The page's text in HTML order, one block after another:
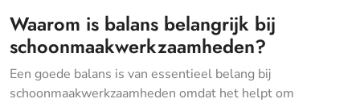
Waarom is balans belangrijk bij
schoonmaakwerkzaamheden?
Een goede balans is van essentieel belang bij
schoonmaakwerkzaamheden omdat het helpt om